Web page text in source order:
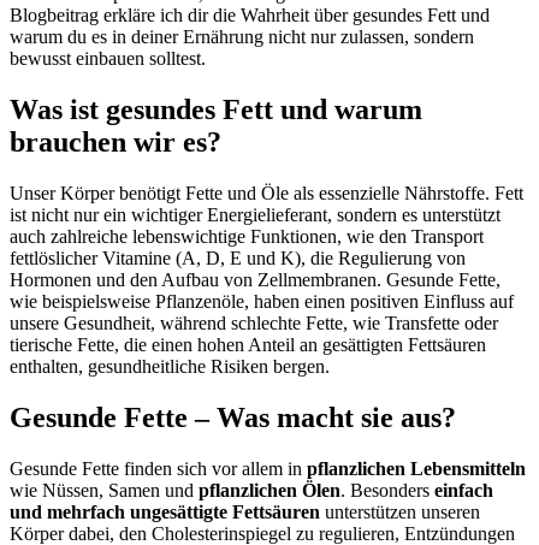
Blogbeitrag erkläre ich dir die Wahrheit über gesundes Fett und
warum du es in deiner Ernährung nicht nur zulassen, sondern
bewusst einbauen solltest.
Was ist gesundes Fett und warum
brauchen wir es?
Unser Körper benötigt Fette und Öle als essenzielle Nährstoffe. Fett
ist nicht nur ein wichtiger Energielieferant, sondern es unterstützt
auch zahlreiche lebenswichtige Funktionen, wie den Transport
fettlöslicher Vitamine (A, D, E und K), die Regulierung von
Hormonen und den Aufbau von Zellmembranen. Gesunde Fette,
wie beispielsweise Pflanzenöle, haben einen positiven Einfluss auf
unsere Gesundheit, während schlechte Fette, wie Transfette oder
tierische Fette, die einen hohen Anteil an gesättigten Fettsäuren
enthalten, gesundheitliche Risiken bergen.
Gesunde Fette – Was macht sie aus?
Gesunde Fette finden sich vor allem in pflanzlichen Lebensmitteln
wie Nüssen, Samen und pflanzlichen Ölen. Besonders einfach
und mehrfach ungesättigte Fettsäuren unterstützen unseren
Körper dabei, den Cholesterinspiegel zu regulieren, Entzündungen